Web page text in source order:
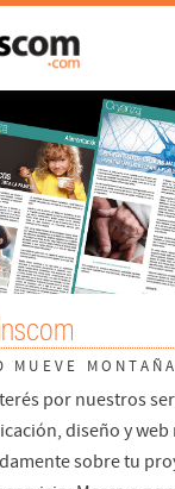
MUEVE
por nuestros
diseño y web
sobre tu